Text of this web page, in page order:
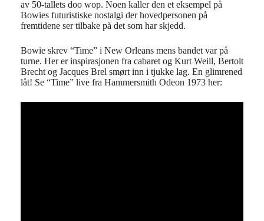
av 50-tallets doo wop. Noen kaller den et eksempel på
Bowies futuristiske nostalgi der hovedpersonen på
fremtidene ser tilbake på det som har skjedd.
Bowie skrev “Time” i New Orleans mens bandet var på
turne. Her er inspirasjonen fra cabaret og Kurt Weill, Bertolt
Brecht og Jacques Brel smørt inn i tjukke lag. En glimrened
låt! Se “Time” live fra Hammersmith Odeon 1973 her: